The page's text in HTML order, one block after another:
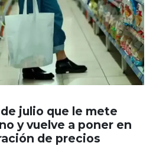
julio que le mete
y vuelve a poner en
de precios